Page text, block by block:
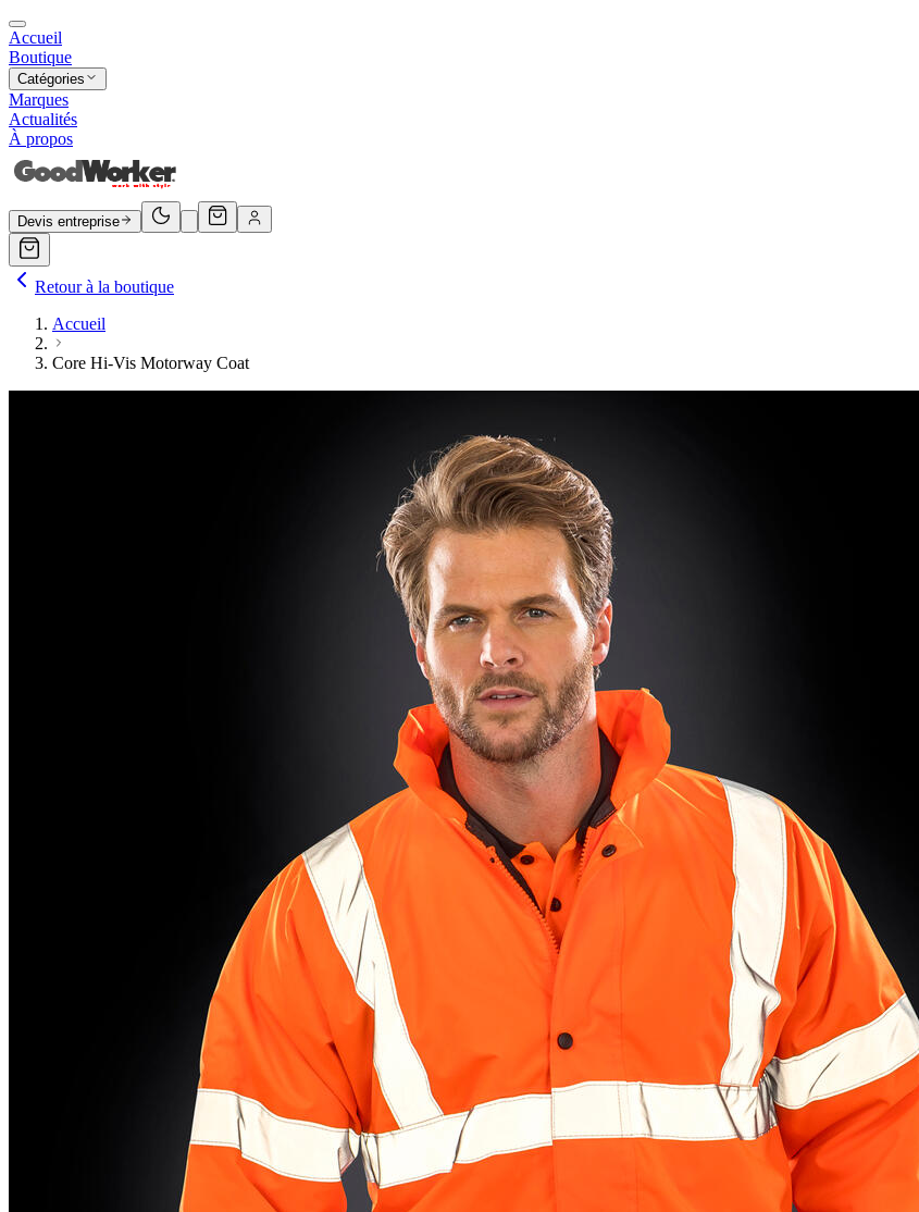
Accueil
Boutique
Catégories
Marques
Actualités
À propos
Devis entreprise
Retour à la boutique
Accueil
Core Hi-Vis Motorway Coat